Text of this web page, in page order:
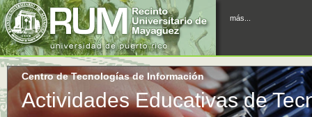
más...
Centro de Tecnologías de Información
Actividades Educativas de